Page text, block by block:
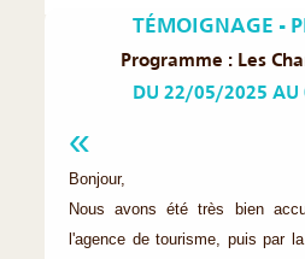
TÉMOIGNAGE -
Programme : Les
DU 22/05/2025
Bonjour,
Nous avons été très bien
l'agence de tourisme, puis par